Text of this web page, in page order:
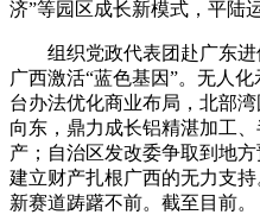
济”等园区成长新模式，平陆
组织党政代表团赴广东进
广西激活“蓝色基因”。无人
台办法优化商业布局，北部
向东，鼎力成长铝精湛加工
产；自治区发改委争取到地方
建立财产扎根广西的无力支
新赛道踌躇不前。截至目前。